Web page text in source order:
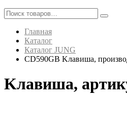
Главная
Каталог
Каталог JUNG
CD590GB Kлавиша,
Kлавиша,